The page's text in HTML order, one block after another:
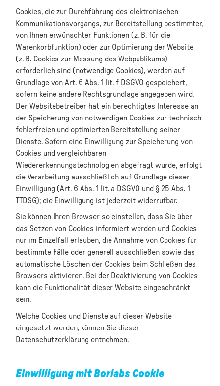
Cookies, die zur Durchführung des elektronischen
Kommunikationsvorgangs, zur Bereitstellung bestimmter,
von Ihnen erwünschter Funktionen (z. B. für die
Warenkorbfunktion) oder zur Optimierung der Website
(z. B. Cookies zur Messung des Webpublikums)
erforderlich sind (notwendige Cookies), werden auf
Grundlage von Art. 6 Abs. 1 lit. f DSGVO gespeichert,
sofern keine andere Rechtsgrundlage angegeben wird.
Der Websitebetreiber hat ein berechtigtes Interesse an
der Speicherung von notwendigen Cookies zur technisch
fehlerfreien und optimierten Bereitstellung seiner
Dienste. Sofern eine Einwilligung zur Speicherung von
Cookies und vergleichbaren
Wiedererkennungstechnologien abgefragt wurde, erfolgt
die Verarbeitung ausschließlich auf Grundlage dieser
Einwilligung (Art. 6 Abs. 1 lit. a DSGVO und § 25 Abs. 1
TTDSG); die Einwilligung ist jederzeit widerrufbar.
Sie können Ihren Browser so einstellen, dass Sie über
das Setzen von Cookies informiert werden und Cookies
nur im Einzelfall erlauben, die Annahme von Cookies für
bestimmte Fälle oder generell ausschließen sowie das
automatische Löschen der Cookies beim Schließen des
Browsers aktivieren. Bei der Deaktivierung von Cookies
kann die Funktionalität dieser Website eingeschränkt
sein.
Welche Cookies und Dienste auf dieser Website
eingesetzt werden, können Sie dieser
Datenschutzerklärung entnehmen.
Einwilligung mit Borlabs Cookie